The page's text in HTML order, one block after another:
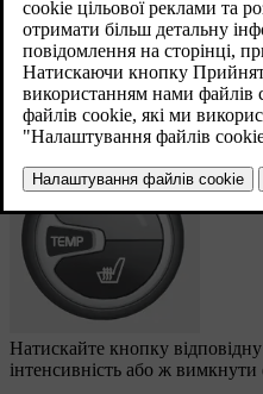
Задана температура
екрані центральної
Натискайте кнопку
інтенсивність або ж